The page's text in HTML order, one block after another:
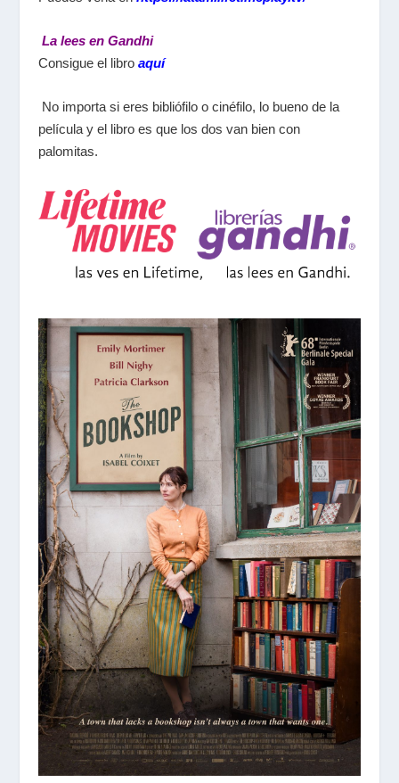
La lees en Gandhi
Consigue el libro aquí
No importa si eres bibliófilo o cinéfilo, lo bueno de la
película y el libro es que los dos van bien con
palomitas.